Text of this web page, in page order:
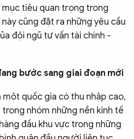
Podcast
Ảnh
mục tiêu quan trọng trong
cũng đặt ra những yêu cầu
đội ngũ tư vấn tài chính -
bước sang giai đoạn mới
một quốc gia có thu nhập cao,
nhóm những nền kinh tế
đầu khu vực trong những